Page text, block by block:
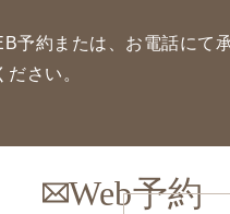
予約または、お電話にて
さい。
Web予約